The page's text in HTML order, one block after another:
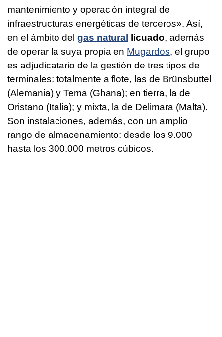
mantenimiento y operación integral de
infraestructuras energéticas de terceros». Así,
en el ámbito del gas natural licuado, además
de operar la suya propia en Mugardos, el grupo
es adjudicatario de la gestión de tres tipos de
terminales: totalmente a flote, las de Brünsbuttel
(Alemania) y Tema (Ghana); en tierra, la de
Oristano (Italia); y mixta, la de Delimara (Malta).
Son instalaciones, además, con un amplio
rango de almacenamiento: desde los 9.000
hasta los 300.000 metros cúbicos.